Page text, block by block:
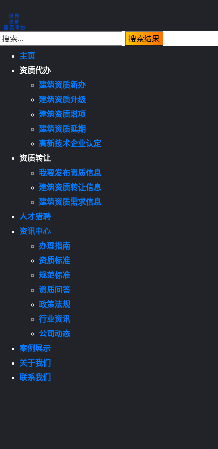
主页
资质代办
建筑资质新办
建筑资质升级
建筑资质增项
建筑资质延期
高新技术企业认定
资质转让
我要发布资质信息
建筑资质转让信息
建筑资质需求信息
人才猎聘
资讯中心
办理指南
资质标准
规范标准
资质问答
政策法规
行业资讯
公司动态
案例展示
关于我们
联系我们